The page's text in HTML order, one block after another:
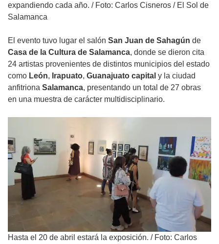
expandiendo cada año. / Foto: Carlos Cisneros / El Sol de
Salamanca
El evento tuvo lugar el salón San Juan de Sahagún de
Casa de la Cultura de Salamanca, donde se dieron cita
24 artistas provenientes de distintos municipios del estado
como León, Irapuato, Guanajuato capital y la ciudad
anfitriona Salamanca, presentando un total de 27 obras
en una muestra de carácter multidisciplinario.
Hasta el 20 de abril estará la exposición. / Foto: Carlos